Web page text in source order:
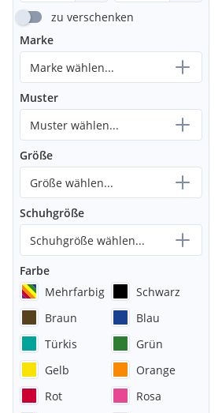
zu verschenken
Marke
Marke wählen...
Muster
Muster wählen...
Größe
Größe wählen...
Schuhgröße
Schuhgröße wählen...
Farbe
Mehrfarbig
Schwarz
Braun
Blau
Türkis
Grün
Gelb
Orange
Rot
Rosa